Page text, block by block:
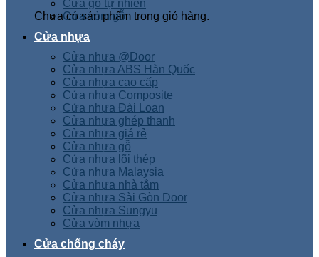
Chưa có sản phẩm trong giỏ hàng.
Cửa gỗ tự nhiên
Cửa vòm gỗ
Cửa nhựa
Cửa nhựa @Door
Cửa nhựa ABS Hàn Quốc
Cửa nhựa cao cấp
Cửa nhựa Composite
Cửa nhựa Đài Loan
Cửa nhựa ghép thanh
Cửa nhựa giá rẻ
Cửa nhựa gỗ
Cửa nhựa lõi thép
Cửa nhựa Malaysia
Cửa nhựa nhà tắm
Cửa nhựa Sài Gòn Door
Cửa nhựa Sungyu
Cửa vòm nhựa
Cửa chống cháy